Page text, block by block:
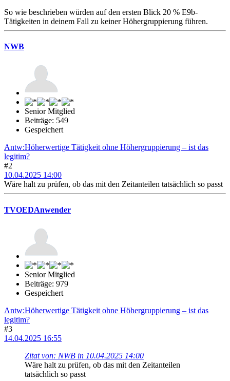
So wie beschrieben würden auf den ersten Blick 20 % E9b-
Tätigkeiten in deinem Fall zu keiner Höhergruppierung führen.
NWB
Senior Mitglied
Beiträge: 549
Gespeichert
Antw:Höherwertige Tätigkeit ohne Höhergruppierung – ist das
legitim?
#2
10.04.2025 14:00
Wäre halt zu prüfen, ob das mit den Zeitanteilen tatsächlich so passt
TVOEDAnwender
Senior Mitglied
Beiträge: 979
Gespeichert
Antw:Höherwertige Tätigkeit ohne Höhergruppierung – ist das
legitim?
#3
14.04.2025 16:55
Zitat von: NWB in 10.04.2025 14:00
Wäre halt zu prüfen, ob das mit den Zeitanteilen
tatsächlich so passt